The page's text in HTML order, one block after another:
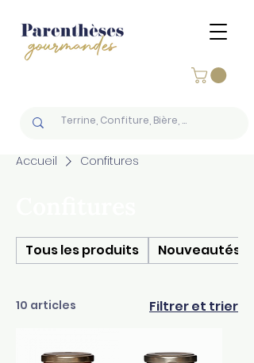
Accueil Confitures
Tous les produits Nouveautés
10 articles Filtrer et trier